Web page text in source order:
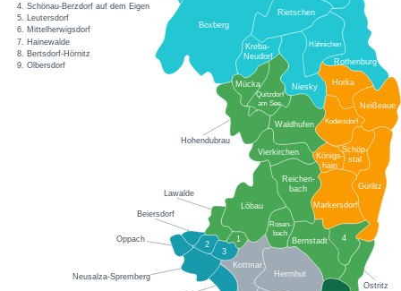
Bernstadt
Görlitz
Herrnhut
Löbau
Neusalza-Spremberg
Niesky
Ostritz
Reichen-
bach
Rothenburg
Beiersdorf
Boxberg
Hähnichen
Hohendubrau
Horka
Kodersdorf
Königs-
hain
Kottmar
Kreba-
Neudorf
Lawalde
Markersdorf
Mücka
Neißeaue
Oppach
Quitzdorf
am See
Rietschen
Rosen-
bach
Schöp-
stal
Vierkirchen
Waldhufen
1
2
3
4. Schönau-Berzdorf auf dem Eigen
4
5. Leutersdorf
6. Mittelherwigsdorf
7. Hainewalde
8. Bertsdorf-Hörnitz
9. Olbersdorf